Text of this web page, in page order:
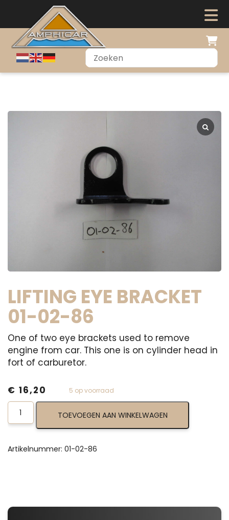
LIFTING EYE BRACKET
01-02-86
One of two eye brackets used to remove
engine from car. This one is on cylinder head in
fort of carburetor.
5 op voorraad
€ 16,20
Lifting
Eye
Bracket
02-
TOEVOEGEN AAN WINKELWAGEN
Artikelnummer: 01-02-86